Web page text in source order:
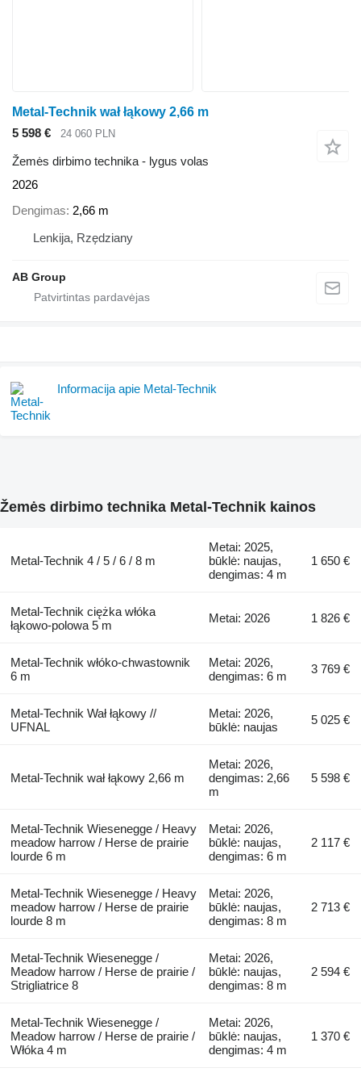
Metal-Technik wał łąkowy 2,66 m
5 598 €
24 060 PLN
Žemės dirbimo technika - lygus volas
2026
Dengimas 2,66 m
Lenkija, Rzędziany
AB Group
Informacija apie Metal-Technik
Žemės dirbimo technika Metal-Technik kainos
Metal-Technik 4 / 5 / 6 / 8 m
Metai: 2025,
būklė: naujas,
dengimas: 4 m
1 650 €
Metal-Technik ciężka włóka
łąkowo-polowa 5 m
Metai: 2026 1 826 €
Metal-Technik włóko-chwastownik
6 m
Metai: 2026,
dengimas: 6 m
3 769 €
Metal-Technik Wał łąkowy //
UFNAL
Metai: 2026,
būklė: naujas
5 025 €
Metal-Technik wał łąkowy 2,66 m
Metai: 2026,
dengimas: 2,66
m
5 598 €
Metal-Technik Wiesenegge / Heavy
meadow harrow / Herse de prairie
lourde 6 m
Metai: 2026,
būklė: naujas,
dengimas: 6 m
2 117 €
Metal-Technik Wiesenegge / Heavy
meadow harrow / Herse de prairie
lourde 8 m
Metai: 2026,
būklė: naujas,
dengimas: 8 m
2 713 €
Metal-Technik Wiesenegge /
Meadow harrow / Herse de prairie /
Strigliatrice 8
Metai: 2026,
būklė: naujas,
dengimas: 8 m
2 594 €
Metal-Technik Wiesenegge /
Meadow harrow / Herse de prairie /
Włóka 4 m
Metai: 2026,
būklė: naujas,
dengimas: 4 m
1 370 €